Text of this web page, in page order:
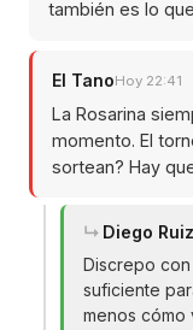
también es lo
El TanoHoy 22:41
La Rosarina
momento. El
sortean? Hay
Diego Ruiz
Discrepo
suficiente
menos cómo